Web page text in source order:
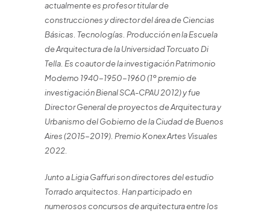
actualmente es profesor titular de
construcciones y director del área de Ciencias
Básicas. Tecnologías. Producción en la Escuela
de Arquitectura de la Universidad Torcuato Di
Tella. Es coautor de la investigación Patrimonio
Moderno 1940-1950-1960 (1º premio de
investigación Bienal SCA-CPAU 2012) y fue
Director General de proyectos de Arquitectura y
Urbanismo del Gobierno de la Ciudad de Buenos
Aires (2015-2019). Premio Konex Artes Visuales
2022.
Junto a Ligia Gaffuri son directores del estudio
Torrado arquitectos. Han participado en
numerosos concursos de arquitectura entre los